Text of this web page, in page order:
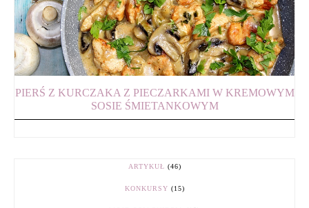
PIERŚ Z KURCZAKA Z PIECZARKAMI W KREMOWYM
SOSIE ŚMIETANKOWYM
ARTYKUŁ (46)
KONKURSY (15)